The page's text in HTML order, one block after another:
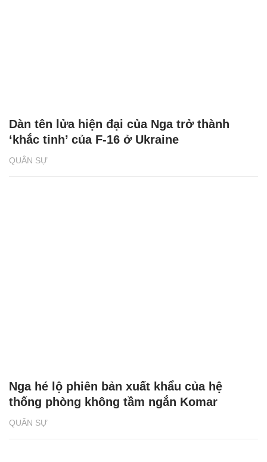
QUÂN SỰ
Dàn tên lửa hiện đại của Nga trở thành
‘khắc tinh’ của F-16 ở Ukraine
QUÂN SỰ
Nga hé lộ phiên bản xuất khẩu của hệ
thống phòng không tầm ngắn Komar